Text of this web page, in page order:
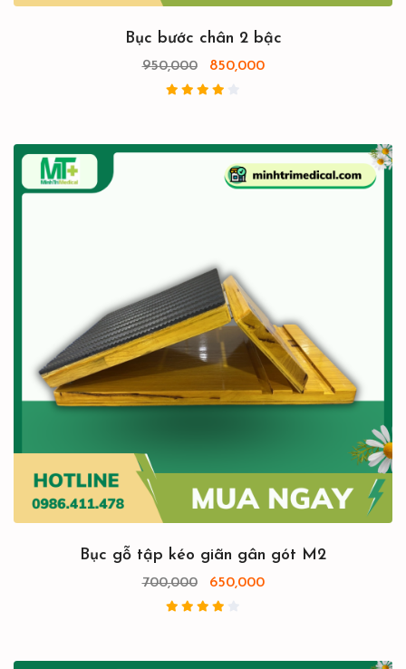
Bục bước chân 2 bậc
950,000 850,000
Bục gỗ tập kéo giãn gân gót M2
700,000 650,000